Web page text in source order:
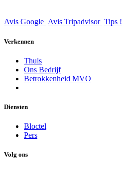
Avis Google Avis Tripadvisor Tips !
Verkennen
Thuis
Ons Bedrijf
Betrokkenheid MVO
Diensten
Bloctel
Pers
Volg ons